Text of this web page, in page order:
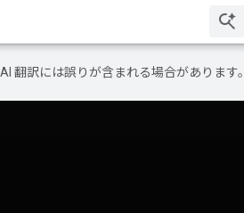
翻訳には誤りが含まれる場合があります。